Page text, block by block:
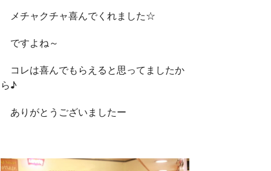
メチャクチャ喜んでくれました☆
ですよね～
コレは喜んでもらえると思ってましたか
ら♪
ありがとうございましたー